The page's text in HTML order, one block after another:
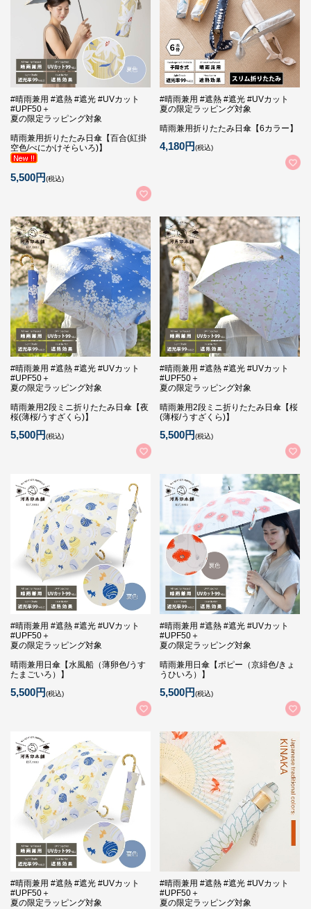
#晴雨兼用 #遮熱 #遮光 #UVカット
#UPF50＋
夏の限定ラッピング対象
晴雨兼用折りたたみ日傘【百合(紅掛
空色/べにかけそらいろ)】
5,500円(税込)
#晴雨兼用 #遮熱 #遮光 #UVカット
夏の限定ラッピング対象
晴雨兼用折りたたみ日傘【6カラー】
4,180円(税込)
#晴雨兼用 #遮熱 #遮光 #UVカット
#UPF50＋
夏の限定ラッピング対象
晴雨兼用2段ミニ折りたたみ日傘【夜
桜(薄桜/うすざくら)】
5,500円(税込)
#晴雨兼用 #遮熱 #遮光 #UVカット
#UPF50＋
夏の限定ラッピング対象
晴雨兼用2段ミニ折りたたみ日傘【桜
(薄桜/うすざくら)】
5,500円(税込)
#晴雨兼用 #遮熱 #遮光 #UVカット
#UPF50＋
夏の限定ラッピング対象
晴雨兼用日傘【水風船（薄卵色/うす
たまごいろ）】
5,500円(税込)
#晴雨兼用 #遮熱 #遮光 #UVカット
#UPF50＋
夏の限定ラッピング対象
晴雨兼用日傘【ポピー（京緋色/きょ
うひいろ）】
5,500円(税込)
#晴雨兼用 #遮熱 #遮光 #UVカット
#UPF50＋
夏の限定ラッピング対象
#晴雨兼用 #遮熱 #遮光 #UVカット
#UPF50＋
夏の限定ラッピング対象